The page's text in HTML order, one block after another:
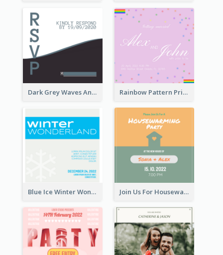
Dark Grey Waves And Curves Invitation Rainbow Pattern Pride Married Invitation
Blue Ice Winter Wonderland Visit Invitation Join Us For Housewarming Party Invitation